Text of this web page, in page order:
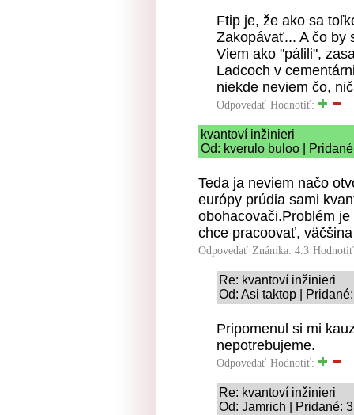
Ftip je, že ako sa
Zakopávať... A čo by
Viem ako "pálili",
Ladcoch v
niekde neviem čo,
Odpovedať Hodnotiť:
kvantoví inžinieri
Od: kverulo buloo |
Teda ja neviem načo
európy prúdia sami
obohacovači.Problém
chce pracoovať,
Odpovedať Známka: 4.3
Re: kvantoví inžinieri
Od: Asi taktop |
Pripomenul si mi
nepotrebujeme.
Odpovedať Hodnotiť:
Re: kvantoví inžinieri
Od: Jamrich | Pridané: